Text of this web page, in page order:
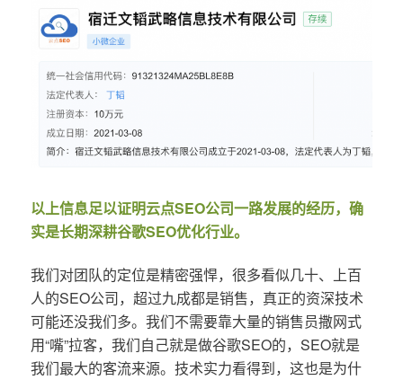
以上信息足以证明云点SEO公司一路发展的经历，确
实是长期深耕谷歌SEO优化行业。
我们对团队的定位是精密强悍，很多看似几十、上百
人的SEO公司，超过九成都是销售，真正的资深技术
可能还没我们多。我们不需要靠大量的销售员撒网式
用“嘴”拉客，我们自己就是做谷歌SEO的，SEO就是
我们最大的客流来源。技术实力看得到，这也是为什